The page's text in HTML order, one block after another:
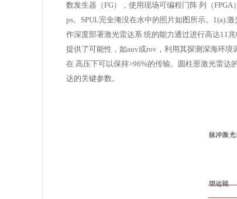
数发生器（FG），使用现场可编程门阵 列（FPGA
ps。SPUL完全淹没在水中的照片如图所示。1(a).
作深度部署激光雷达系 统的能力通过进行高达11
提供了可能性，如auv或rov，利用其探测深海环境
在 高压下可以保持>96%的传输。圆柱形激光雷达
达的关键参数。